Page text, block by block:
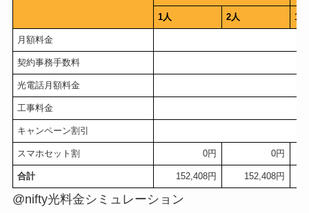
1人 2人 1人
月額料金
契約事務手数料
光電話月額料金
工事料金
キャンペーン割引
スマホセット割 0円 0円
合計 152,408円 152,408円
@nifty光料金シミュレーション